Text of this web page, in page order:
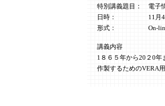
特別講義題目： 電子
日時： 11月4日
形式： On-
講義内容
1８６５年から20２0
作製するためのVERA